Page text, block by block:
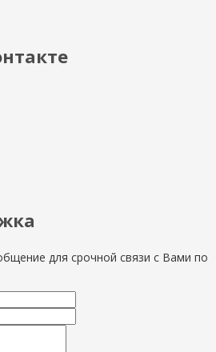
для срочной связи с Вами по